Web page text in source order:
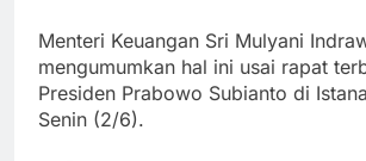
Menteri Keuangan Sri Mulyani
mengumumkan hal ini usai rapat
Presiden Prabowo Subianto di
Senin (2/6).